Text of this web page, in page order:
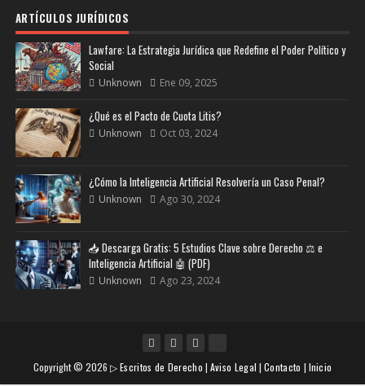
ARTÍCULOS JURÍDICOS
Lawfare: La Estrategia Jurídica que Redefine el Poder Político y
Social
Unknown Ene 09, 2025
¿Qué es el Pacto de Cuota Litis?
Unknown Oct 03, 2024
¿Cómo la Inteligencia Artificial Resolvería un Caso Penal?
Unknown Ago 30, 2024
📥 Descarga Gratis: 5 Estudios Clave sobre Derecho ⚖️ e
Inteligencia Artificial 🤖 (PDF)
Unknown Ago 23, 2024
Copyright © 2026 ▷ Escritos de Derecho | Aviso Legal |Contacto | Inicio